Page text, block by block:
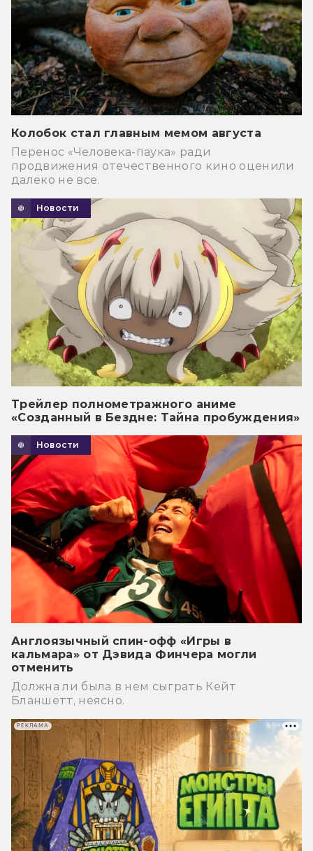
Колобок стал главным мемом августа
Перенос «Человека-паука» ради
продвижения отечественного кино оценили
далеко не все.
Новости
Трейлер полнометражного аниме
«Созданный в Бездне: Тайна пробуждения»
Новости
Англоязычный спин-офф «Игры в
кальмара» от Дэвида Финчера могли
отменить
Должна ли была в нем сыграть Кейт
Бланшетт, неясно.
РЕКЛАМА